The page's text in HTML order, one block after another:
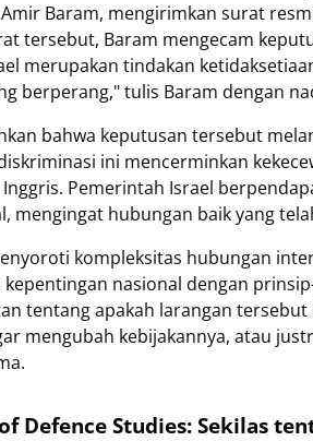
Baram, mengirimkan surat
tersebut, Baram mengecam
merupakan tindakan
berperang," tulis Baram dengan
bahwa keputusan tersebut
ini mencerminkan
Pemerintah Israel
mengingat hubungan baik yang
kompleksitas hubungan
kepentingan nasional dengan
tentang apakah larangan
mengubah kebijakannya, atau
Defence Studies: Sekilas